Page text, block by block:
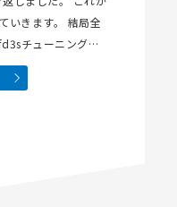
いきます。 結局全